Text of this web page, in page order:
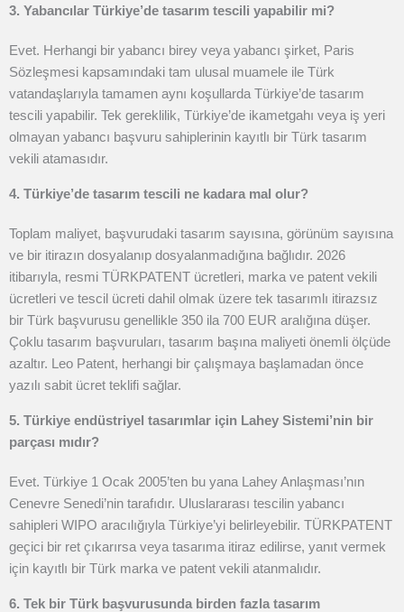
3. Yabancılar Türkiye’de tasarım tescili yapabilir mi?
Evet. Herhangi bir yabancı birey veya yabancı şirket, Paris
Sözleşmesi kapsamındaki tam ulusal muamele ile Türk
vatandaşlarıyla tamamen aynı koşullarda Türkiye’de tasarım
tescili yapabilir. Tek gereklilik, Türkiye’de ikametgahı veya iş yeri
olmayan yabancı başvuru sahiplerinin kayıtlı bir Türk tasarım
vekili atamasıdır.
4. Türkiye’de tasarım tescili ne kadara mal olur?
Toplam maliyet, başvurudaki tasarım sayısına, görünüm sayısına
ve bir itirazın dosyalanıp dosyalanmadığına bağlıdır. 2026
itibarıyla, resmi TÜRKPATENT ücretleri, marka ve patent vekili
ücretleri ve tescil ücreti dahil olmak üzere tek tasarımlı itirazsız
bir Türk başvurusu genellikle 350 ila 700 EUR aralığına düşer.
Çoklu tasarım başvuruları, tasarım başına maliyeti önemli ölçüde
azaltır. Leo Patent, herhangi bir çalışmaya başlamadan önce
yazılı sabit ücret teklifi sağlar.
5. Türkiye endüstriyel tasarımlar için Lahey Sistemi’nin bir
parçası mıdır?
Evet. Türkiye 1 Ocak 2005’ten bu yana Lahey Anlaşması’nın
Cenevre Senedi’nin tarafıdır. Uluslararası tescilin yabancı
sahipleri WIPO aracılığıyla Türkiye’yi belirleyebilir. TÜRKPATENT
geçici bir ret çıkarırsa veya tasarıma itiraz edilirse, yanıt vermek
için kayıtlı bir Türk marka ve patent vekili atanmalıdır.
6. Tek bir Türk başvurusunda birden fazla tasarım